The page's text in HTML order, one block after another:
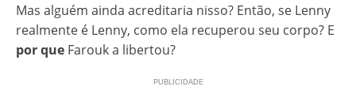
Mas alguém ainda acreditaria nisso? Então, se Lenny
realmente é Lenny, como ela recuperou seu corpo? E
por que Farouk a libertou?